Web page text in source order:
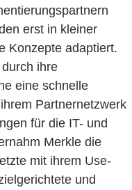
erst in kleiner
Konzepte adaptiert.
ihre
eine schnelle
Partnernetzwerk
für die IT- und
Merkle die
mit ihrem Use-
und